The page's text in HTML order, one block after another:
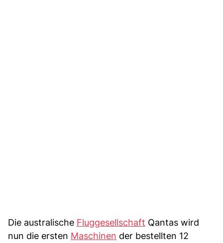
Die australische Fluggesellschaft Qantas wird
nun die ersten Maschinen der bestellten 12